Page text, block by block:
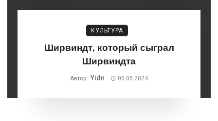
КУЛЬТУРА
Ширвиндт, который сыграл
Ширвиндта
Автор: Yidn 05.05.2024